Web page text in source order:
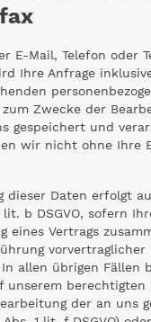
E-Mail, Telefon oder
Ihre Anfrage
zum Zwecke der
gespeichert und
wir nicht ohne Ihre
dieser Daten erfolgt
lit. b DSGVO, sofern
eines Vertrags
vorvertraglicher
allen übrigen Fällen
unserem berechtigten
der an uns